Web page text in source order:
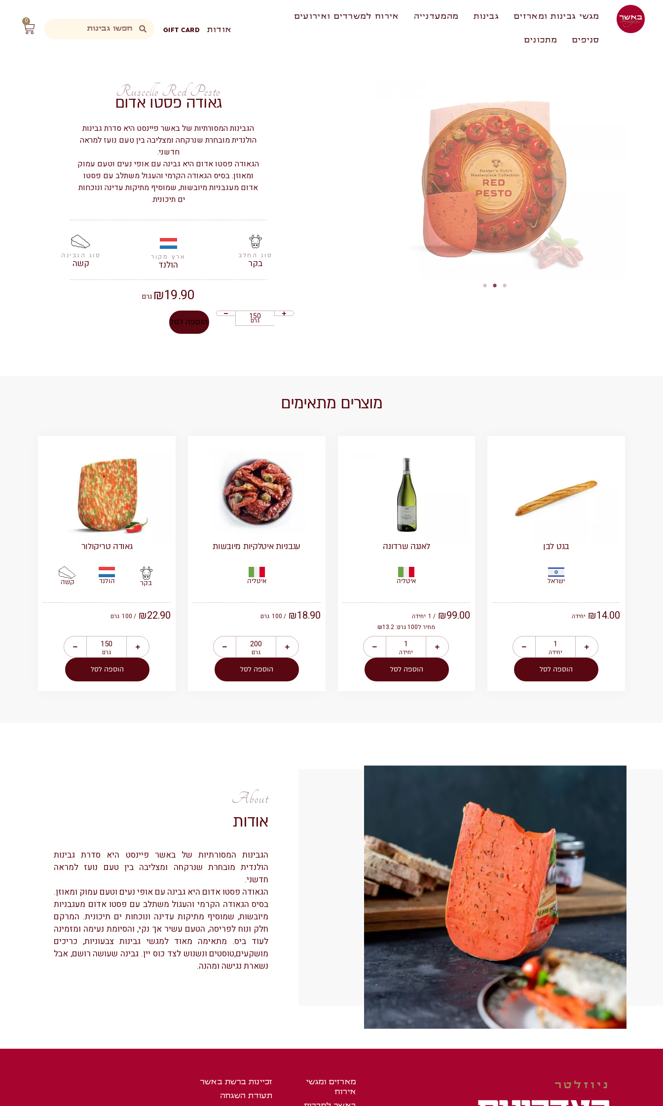
מגשי גבינות ומארזים גבינות מהמעדנייה אירוח למשרדים ואירועים
סניפים מתכונים
אודות GIFT CARD
0
Ruscello Red Pesto
גאודה פסטו אדום
הגבינות המסורתיות של באשר פיינסט היא סדרת גבינות
הולנדית מובחרת שנרקחה ומצליבה בין טעם נועז למראה
חדשני.
הגאודה פסטו אדום היא גבינה עם אופי נעים וטעם עמוק
ומאוזן. בסיס הגאודה הקרמי והעגול משתלב עם פסטו
אדום מעגבניות מיובשות, שמוסיף מתיקות עדינה ונוכחות
ים תיכונית.
סוג החלב
בקר
ארץ מקור
הולנד
סוג הגבינה
קשה
₪19.90 גרם
גרם הוספה לסל
מוצרים מתאימים
בגט לבן
ישראל
₪14.00 יחידה
יחידה
הוספה לסל
לאנגה שרדונה
איטליה
₪99.00
/ 1
יחידה
מחיר ל100 גרם: ₪13.2
יחידה
הוספה לסל
עגבניות איטלקיות מיובשות
איטליה
₪18.90
/ 100 גרם
גרם
הוספה לסל
גאודה טריקולור
בקר הולנד קשה
₪22.90
/ 100 גרם
גרם
הוספה לסל
About
אודות
הגבינות המסורתיות של באשר פיינסט היא סדרת גבינות
הולנדית מובחרת שנרקחה ומצליבה בין טעם נועז למראה
חדשני.
הגאודה פסטו אדום היא גבינה עם אופי נעים וטעם עמוק ומאוזן.
בסיס הגאודה הקרמי והעגול משתלב עם פסטו אדום מעגבניות
מיובשות, שמוסיף מתיקות עדינה ונוכחות ים תיכונית. המרקם
חלק ונוח לפריסה, הטעם עשיר אך נקי, והסיומת נעימה ומזמינה
לעוד ביס. מתאימה מאוד למגשי גבינות צבעוניות, כריכים
מושקעים,טוסטים ונשנוש לצד כוס יין. גבינה שעושה רושם, אבל
נשארת נגישה ומהנה.
ניוזלטר
מארזים ומגשי
אירוח
זכיינות ברשת באשר
תעודת השגחה